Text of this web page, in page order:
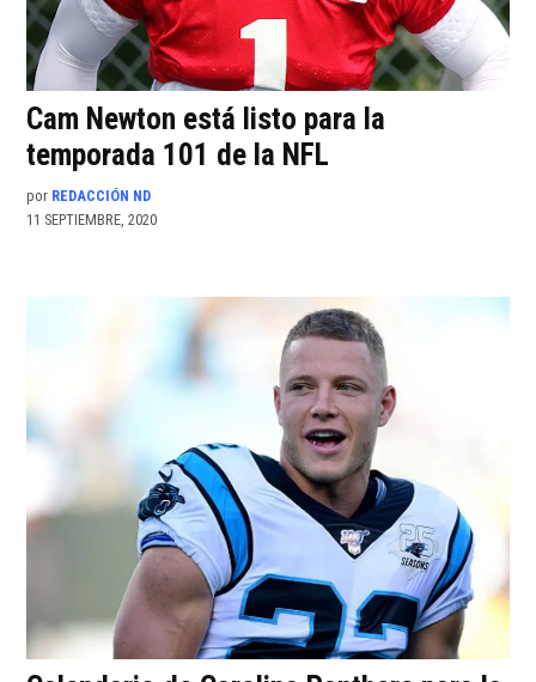
Cam Newton está listo para la
temporada 101 de la NFL
por REDACCIÓN ND
11 SEPTIEMBRE, 2020